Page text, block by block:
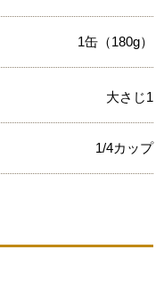
1缶（180g）
大さじ1
1/4カップ